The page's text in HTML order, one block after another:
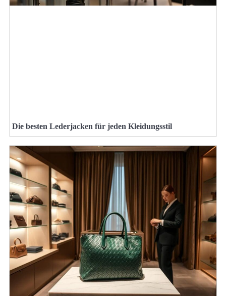
Die besten Lederjacken für jeden Kleidungsstil